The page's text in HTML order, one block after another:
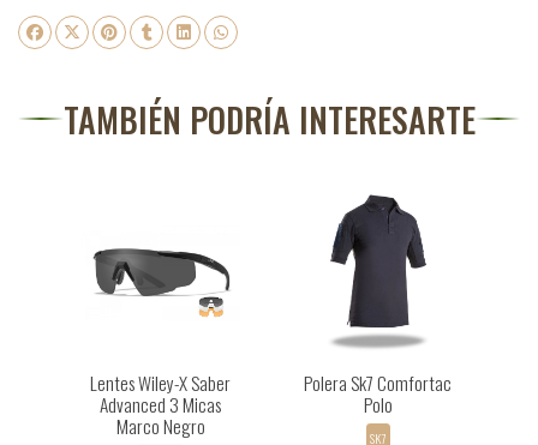
TAMBIÉN PODRÍA INTERESARTE
Lentes Wiley-X Saber
Advanced 3 Micas
Marco Negro
Polera Sk7 Comfortac
Polo
SK7